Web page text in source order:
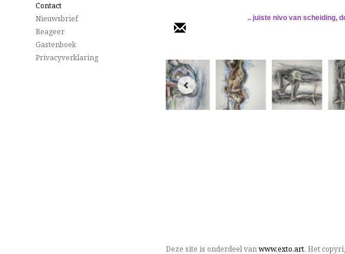
.. juiste nivo van scheiding,
Contact
Nieuwsbrief
Reageer
Gastenboek
Privacyverklaring
Deze site is onderdeel vanwww.exto.art. Het